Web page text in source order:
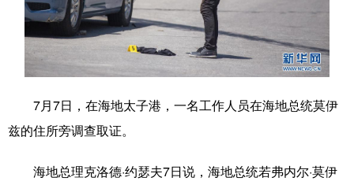
法律 中央文件 金融
食品 人居 信息化 数字经济
7月7日，在海地太子港，一名工作人员在海地总统莫伊
兹的住所旁调查取证。
海地总理克洛德·约瑟夫7日说，海地总统若弗内尔·莫伊